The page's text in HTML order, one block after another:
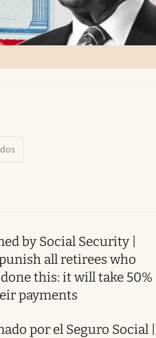
by Social Security |
all retirees who
done this: it will take 50%
payments
por el Seguro Social |